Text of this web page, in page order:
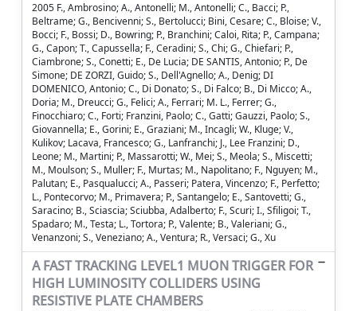
2005 F., Ambrosino; A., Antonelli; M., Antonelli; C., Bacci; P.,
Beltrame; G., Bencivenni; S., Bertolucci; Bini, Cesare; C., Bloise; V.,
Bocci; F., Bossi; D., Bowring; P., Branchini; Caloi, Rita; P., Campana;
G., Capon; T., Capussella; F., Ceradini; S., Chi; G., Chiefari; P.,
Ciambrone; S., Conetti; E., De Lucia; DE SANTIS, Antonio; P., De
Simone; DE ZORZI, Guido; S., Dell'Agnello; A., Denig; DI
DOMENICO, Antonio; C., Di Donato; S., Di Falco; B., Di Micco; A.,
Doria; M., Dreucci; G., Felici; A., Ferrari; M. L., Ferrer; G.,
Finocchiaro; C., Forti; Franzini, Paolo; C., Gatti; Gauzzi, Paolo; S.,
Giovannella; E., Gorini; E., Graziani; M., Incagli; W., Kluge; V.,
Kulikov; Lacava, Francesco; G., Lanfranchi; J., Lee Franzini; D.,
Leone; M., Martini; P., Massarotti; W., Mei; S., Meola; S., Miscetti;
M., Moulson; S., Muller; F., Murtas; M., Napolitano; F., Nguyen; M.,
Palutan; E., Pasqualucci; A., Passeri; Patera, Vincenzo; F., Perfetto;
L., Pontecorvo; M., Primavera; P., Santangelo; E., Santovetti; G.,
Saracino; B., Sciascia; Sciubba, Adalberto; F., Scuri; I., Sfiligoi; T.,
Spadaro; M., Testa; L., Tortora; P., Valente; B., Valeriani; G.,
Venanzoni; S., Veneziano; A., Ventura; R., Versaci; G., Xu
A FAST TRACKING LEVEL1 MUON TRIGGER FOR
HIGH LUMINOSITY COLLIDERS USING
RESISTIVE PLATE CHAMBERS